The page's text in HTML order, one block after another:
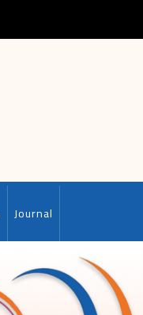
Journal